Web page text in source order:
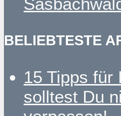
BELIEBTESTE
15 Tipps für
solltest Du